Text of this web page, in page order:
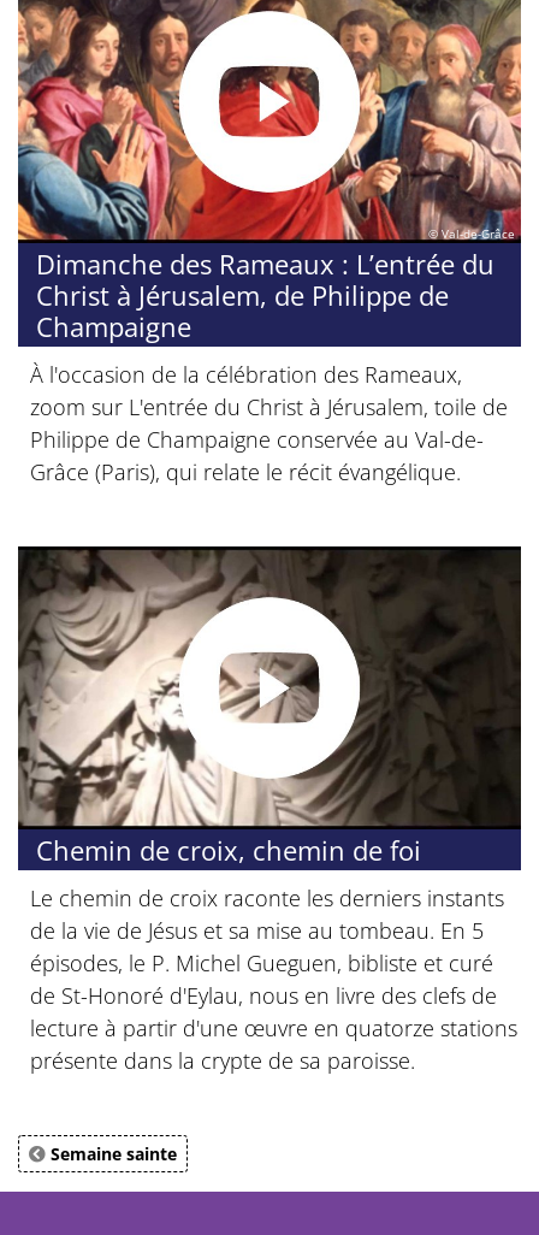
© Val-de-Grâce
Dimanche des Rameaux : L’entrée du
Christ à Jérusalem, de Philippe de
Champaigne
À l'occasion de la célébration des Rameaux,
zoom sur L'entrée du Christ à Jérusalem, toile de
Philippe de Champaigne conservée au Val-de-
Grâce (Paris), qui relate le récit évangélique.
Chemin de croix, chemin de foi
Le chemin de croix raconte les derniers instants
de la vie de Jésus et sa mise au tombeau. En 5
épisodes, le P. Michel Gueguen, bibliste et curé
de St-Honoré d'Eylau, nous en livre des clefs de
lecture à partir d'une œuvre en quatorze stations
présente dans la crypte de sa paroisse.
Semaine sainte